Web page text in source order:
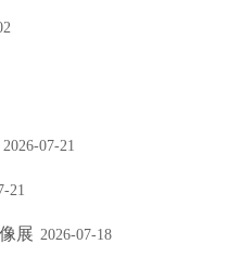
2026-07-21
21
展 2026-07-18